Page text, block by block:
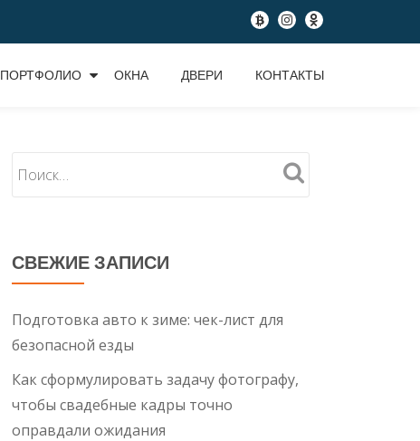
fa-
btc
fa-
instagram
fa-
odnoklassniki
ПОРТФОЛИО ОКНА ДВЕРИ КОНТАКТЫ
СВЕЖИЕ ЗАПИСИ
Подготовка авто к зиме: чек-лист для
безопасной езды
Как сформулировать задачу фотографу,
чтобы свадебные кадры точно
оправдали ожидания